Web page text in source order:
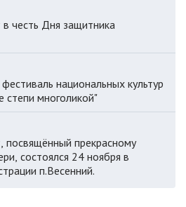
честь Дня защитника
национальных культур
степи многоликой"
посвящённый прекрасному
состоялся 24 ноября в
п.Весенний.